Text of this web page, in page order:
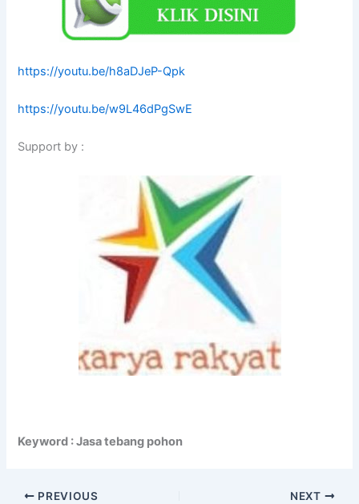
https://youtu.be/h8aDJeP-Qpk
https://youtu.be/w9L46dPgSwE
Support by :
Keyword : Jasa tebang pohon
PREVIOUS NEXT